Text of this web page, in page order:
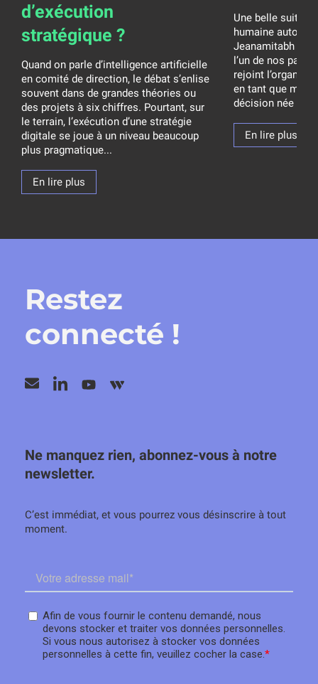
d’exécution
stratégique ?
Quand on parle d’intelligence artificielle
en comité de direction, le débat s’enlise
souvent dans de grandes théories ou
des projets à six chiffres. Pourtant, sur
le terrain, l’exécution d’une stratégie
digitale se joue à un niveau beaucoup
plus pragmatique...
En lire plus
Une belle suite
humaine autour
Jeanamitabh
l’un de nos
rejoint
en tant que
décision née
En lire plus
Restez
connecté !
Ne manquez rien, abonnez-vous à notre
newsletter.
C’est immédiat, et vous pourrez vous désinscrire à tout
moment.